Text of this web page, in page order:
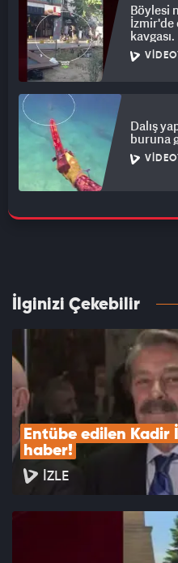
Böylesi
İzmir'de
kavgası.
Dalış
buruna
İlginizi Çekebilir
Entübe edilen Kadir
haber!
İZLE